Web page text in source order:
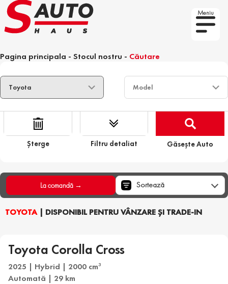
Meniu
Pagina principala - Stocul nostru - Căutare
Șterge Filtru detaliat Găsește Auto
TOYOTA| DISPONIBIL PENTRU VÂNZARE ȘI TRADE-IN
La comandă → Sortează
Toyota Corolla Cross
2025 | Hybrid | 2000 cm3
Automată | 29 km